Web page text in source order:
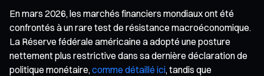
En mars 2026, les marchés financiers mondiaux ont été
confrontés à un rare test de résistance macroéconomique.
La Réserve fédérale américaine a adopté une posture
nettement plus restrictive dans sa dernière déclaration de
politique monétaire, comme détaillé ici, tandis que